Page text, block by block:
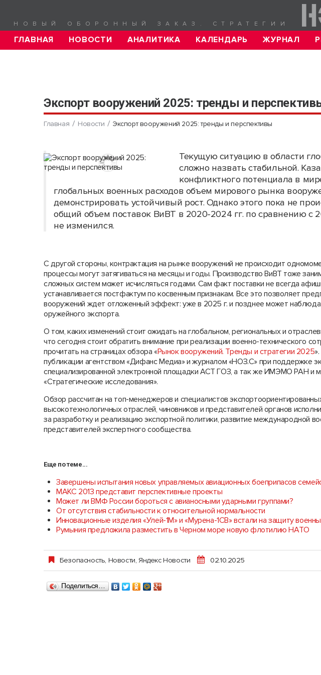
НОВЫЙ ОБОРОННЫЙ ЗАКАЗ. СТРАТЕГИИ
ГЛАВНАЯ НОВОСТИ АНАЛИТИКА КАЛЕНДАРЬ ЖУРНАЛ
Экспорт вооружений 2025: тренды и
Главная Новости Экспорт вооружений 2025: тренды и перспективы
Текущую ситуацию в области
сложно назвать стабильной.
конфликтного потенциала в
глобальных военных расходов объем мирового рынка
демонстрировать устойчивый рост. Однако этого пока не
общий объем поставок ВиВТ в 2020-2024 гг. по сравнению с
не изменился.
С другой стороны, контрактация на рынке вооружений не происходит
процессы могут затягиваться на месяцы и годы. Производство ВиВТ тоже
сложных систем может исчисляться годами. Сам факт поставки не всегда
устанавливается постфактум по косвенным признакам. Все это позволяет
вооружений ждет отложенный эффект: уже в 2025 г. и позднее может
оружейного экспорта.
О том, каких изменений стоит ожидать на глобальном, региональных и
что сегодня стоит обратить внимание при реализации военно-технического
прочитать на страницах обзора «Рынок вооружений. Тренды и стратегии 2025
публикации агентством «Дифанс Медиа» и журналом «НОЗ.С» при поддержке
специализированной электронной площадки АСТ ГОЗ, а так же ИМЭМО РАН и
«Стратегические исследования».
Обзор рассчитан на топ-менеджеров и специалистов
высокотехнологичных отраслей, чиновников и представителей органов
за разработку и реализацию экспортной политики, развитие международной
представителей экспертного сообщества.
Еще по теме...
Завершены испытания новых управляемых авиационных боеприпасов
МАКС 2013 представит перспективные проекты
Может ли ВМФ России бороться с авианосными ударными группами?
От отсутствия стабильности к относительной нормальности
Инновационные изделия «Улей-1М» и «Мурена-1СВ» встали на защиту
Румыния предложила разместить в Черном море новую флотилию НАТО
Безопасность, Новости, Яндекс Новости 02.10.2025
Поделиться…